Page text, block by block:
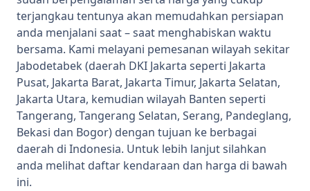
terjangkau tentunya akan memudahkan persiapan
anda menjalani saat – saat menghabiskan waktu
bersama. Kami melayani pemesanan wilayah sekitar
Jabodetabek (daerah DKI Jakarta seperti Jakarta
Pusat, Jakarta Barat, Jakarta Timur, Jakarta Selatan,
Jakarta Utara, kemudian wilayah Banten seperti
Tangerang, Tangerang Selatan, Serang, Pandeglang,
Bekasi dan Bogor) dengan tujuan ke berbagai
daerah di Indonesia. Untuk lebih lanjut silahkan
anda melihat daftar kendaraan dan harga di bawah
ini.